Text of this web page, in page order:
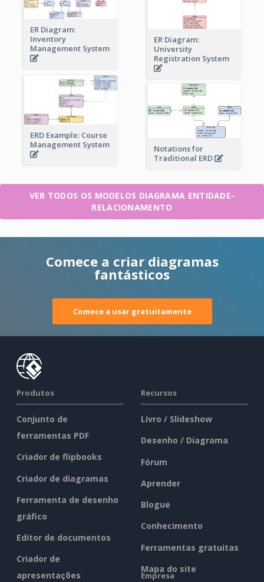
ER Diagram:
Inventory
Management System
ER Diagram:
University
Registration System
ERD Example: Course
Management System
Notations for
Traditional ERD
VER TODOS OS MODELOS DIAGRAMA ENTIDADE-
RELACIONAMENTO
Comece a criar diagramas
fantásticos
Comece a usar gratuitamente
Produtos
Conjunto de
ferramentas PDF
Criador de flipbooks
Criador de diagramas
Ferramenta de desenho
gráfico
Editor de documentos
Criador de
apresentações
Recursos
Livro / Slideshow
Desenho / Diagrama
Fórum
Aprender
Blogue
Conhecimento
Ferramentas gratuitas
Mapa do site
Empresa